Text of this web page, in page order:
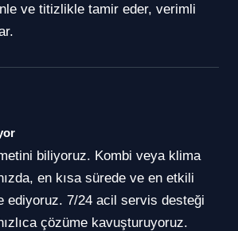
ve titizlikle tamir eder, verimli
biliyoruz. Kombi veya klima
en kısa sürede ve en etkili
ediyoruz. 7/24 acil servis desteği
çözüme kavuşturuyoruz.